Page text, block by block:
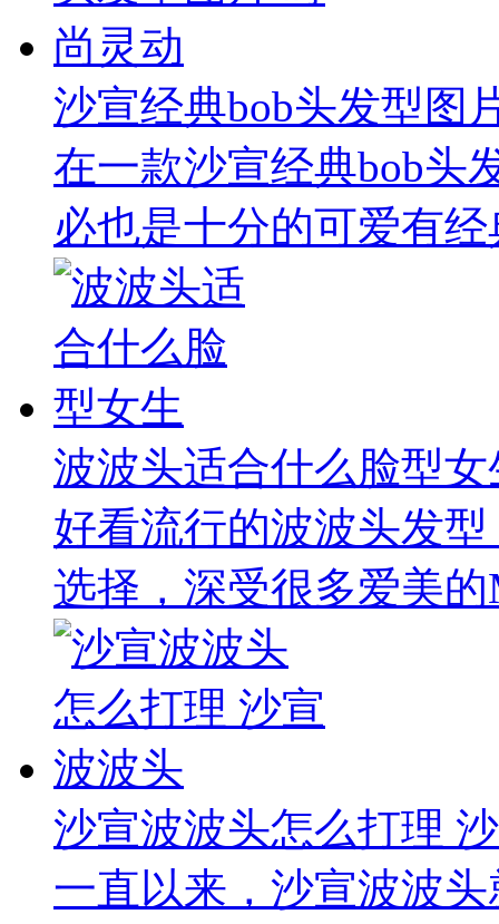
沙宣经典bob头发型图
在一款沙宣经典bob头
必也是十分的可爱有
波波头适合什么脸型女
好看流行的波波头发
选择，深受很多爱美
沙宣波波头怎么打理
一直以来，沙宣波波